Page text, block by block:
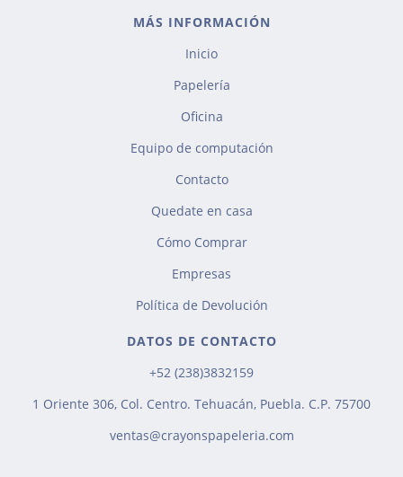
MÁS INFORMACIÓN
Inicio
Papelería
Oficina
Equipo de computación
Contacto
Quedate en casa
Cómo Comprar
Empresas
Política de Devolución
DATOS DE CONTACTO
+52 (238)3832159
1 Oriente 306, Col. Centro. Tehuacán, Puebla. C.P. 75700
ventas@crayonspapeleria.com